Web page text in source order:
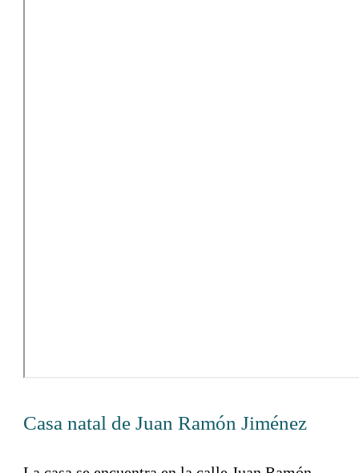
Casa natal de Juan Ramón Jiménez